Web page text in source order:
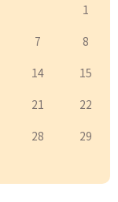
1
7
8
14
15
21
22
28
29